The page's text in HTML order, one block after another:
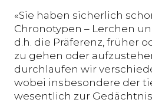
«Sie haben sicherlich
Chronotypen – Lerchen
d.h. die Präferenz, früher
zu gehen oder
durchlaufen wir
wobei insbesondere der
wesentlich zur